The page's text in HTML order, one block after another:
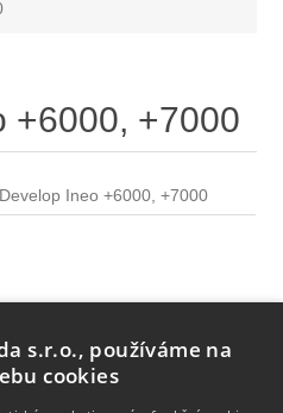
+6000, +7000
Ineo +6000, +7000
s.r.o., používáme na
cookies